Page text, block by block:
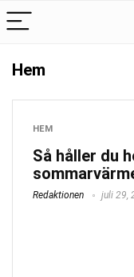
Hem
HEM
Så håller du
Redaktionen juli 29,